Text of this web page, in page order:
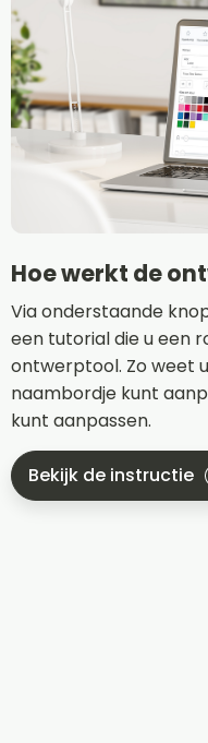
Hoe werkt de
Via onderstaande
een tutorial die u een
ontwerptool. Zo weet
naambordje kunt
kunt aanpassen.
Bekijk de instructie